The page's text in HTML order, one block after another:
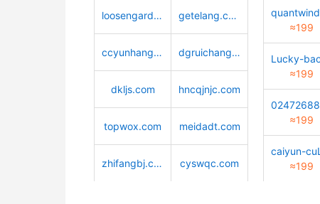
loosengarden.com getelang.com
ccyunhang.com dgruichang.com
dkljs.com hncqjnjc.com
topwox.com meidadt.com
zhifangbj.com cyswqc.com
≈199
≈199
≈199
≈199